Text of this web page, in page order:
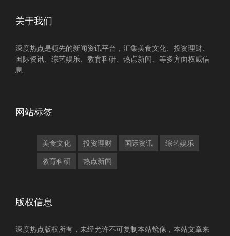
关于我们
深度热点是领先的新闻资讯平台，汇集美食文化、投资理财、
国际资讯、综艺娱乐、教育科研、热点新闻、等多方面权威信
息
网站标签
美食文化 投资理财 国际资讯 综艺娱乐
教育科研 热点新闻
版权信息
深度热点版权所有，未经允许不可复制本站镜像，本站文章来